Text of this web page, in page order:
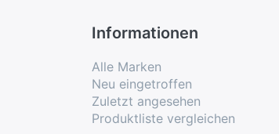
Informationen
Alle Marken
Neu eingetroffen
Zuletzt angesehen
Produktliste vergleichen